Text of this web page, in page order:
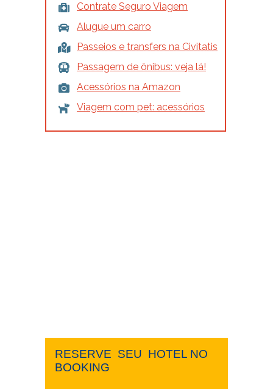
Contrate Seguro Viagem
Alugue um carro
Passeios e transfers na Civitatis
Passagem de ônibus: veja lá!
Acessórios na Amazon
Viagem com pet: acessórios
RESERVE ​ ​SEU ​ ​HOTEL NO ​ ​
BOOKING